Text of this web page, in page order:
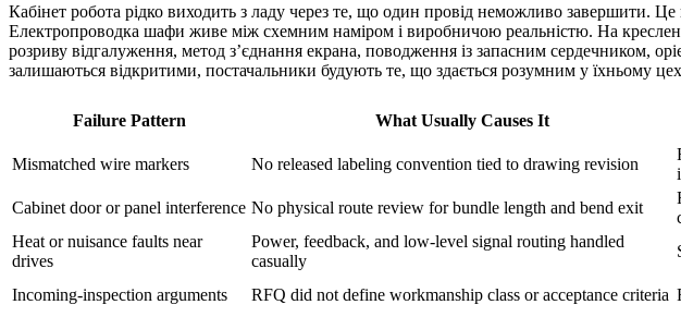
Кабінет робота рідко виходить з ладу через те, що один провід неможливо завершити.
Електропроводка шафи живе між схемним наміром і виробничою реальністю. На
розриву відгалуження, метод з’єднання екрана, поводження із запасним сердечником,
залишаються відкритими, постачальники будують те, що здається розумним у їхньому
Failure Pattern What Usually Causes It
Mismatched wire markers No released labeling convention tied to drawing revision
Cabinet door or panel interference No physical route review for bundle length and bend exit
Heat or nuisance faults near
drives
Power, feedback, and low-level signal routing handled
casually
Incoming-inspection arguments
RFQ did not define workmanship class or acceptance criteria